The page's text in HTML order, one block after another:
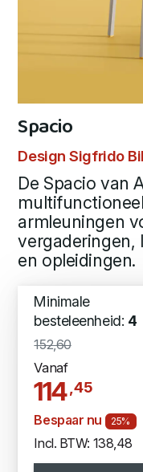
Spacio
Design Sigfrido
De Spacio van
armleuningen
vergaderingen,
en opleidingen.
Minimale
besteleenheid: 4
152,60
Vanaf
114,45
Bespaar nu 25%
Incl. BTW: 138,48